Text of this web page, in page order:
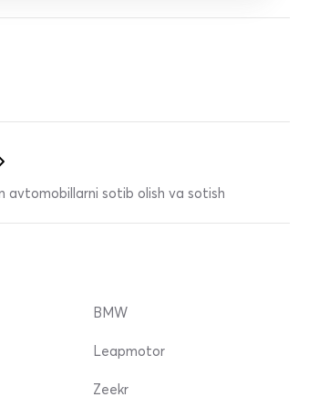
avtomobillarni sotib olish va sotish
BMW
Leapmotor
Zeekr